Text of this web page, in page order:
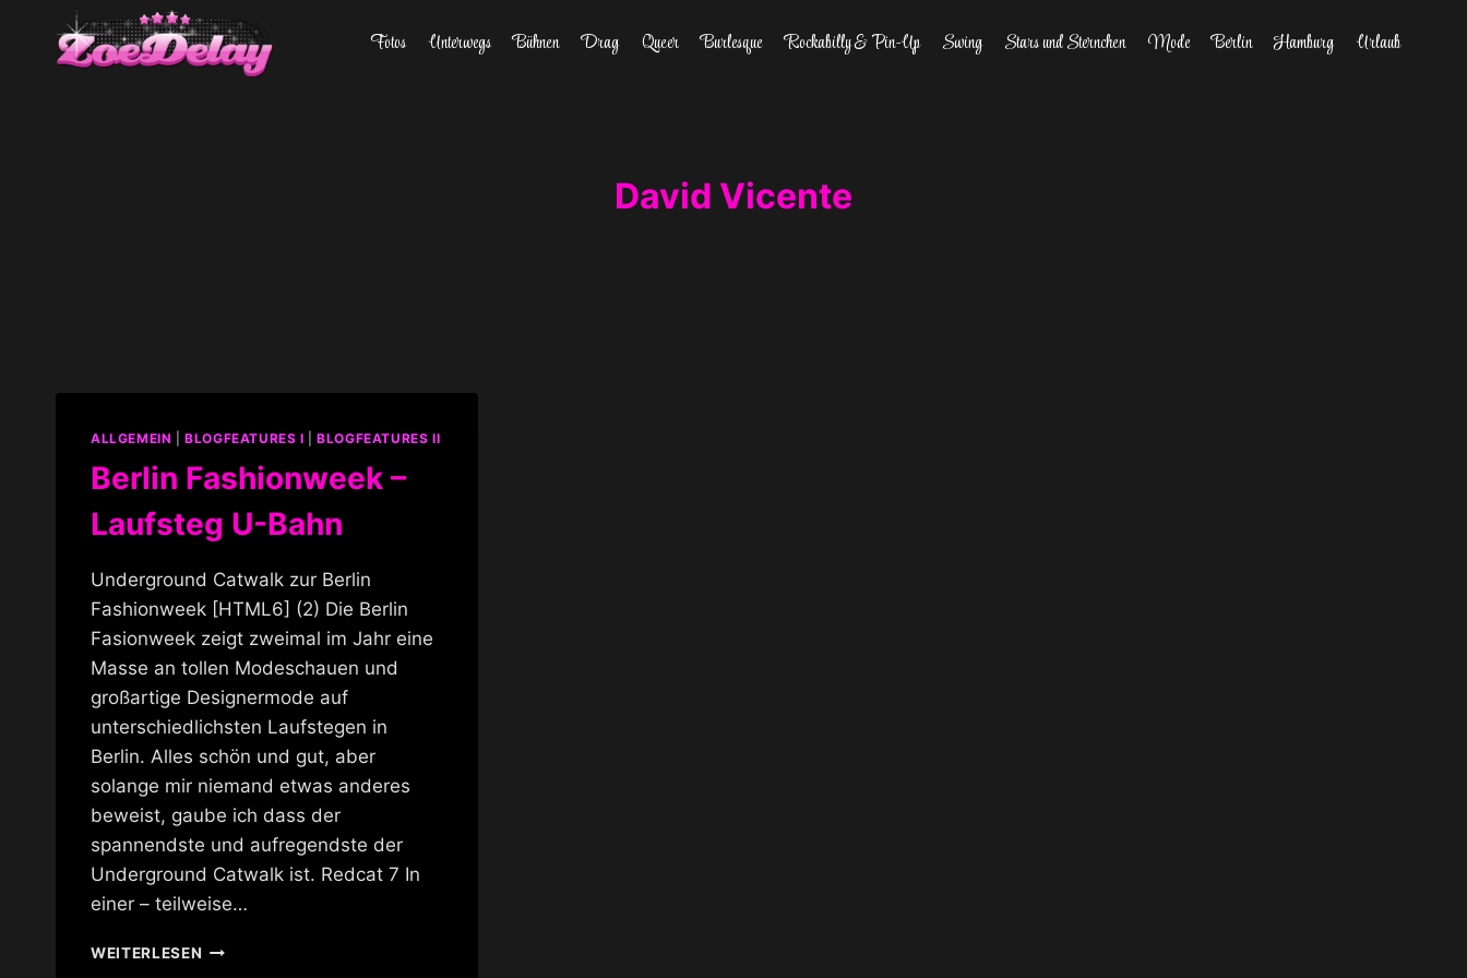
springen
Fotos Unterwegs Bühnen Drag Queer Burlesque Rockabilly & Pin-Up Swing Stars und Sternchen Mode Berlin Hamburg Urlaub
David Vicente
ALLGEMEIN |BLOGFEATURES I |BLOGFEATURES II
Berlin Fashionweek –
Laufsteg U-Bahn
Underground Catwalk zur Berlin
Fashionweek [HTML6] (2) Die Berlin
Fasionweek zeigt zweimal im Jahr eine
Masse an tollen Modeschauen und
großartige Designermode auf
unterschiedlichsten Laufstegen in
Berlin. Alles schön und gut, aber
solange mir niemand etwas anderes
beweist, gaube ich dass der
spannendste und aufregendste der
Underground Catwalk ist. Redcat 7 In
einer – teilweise…
WEITERLESENBERLIN